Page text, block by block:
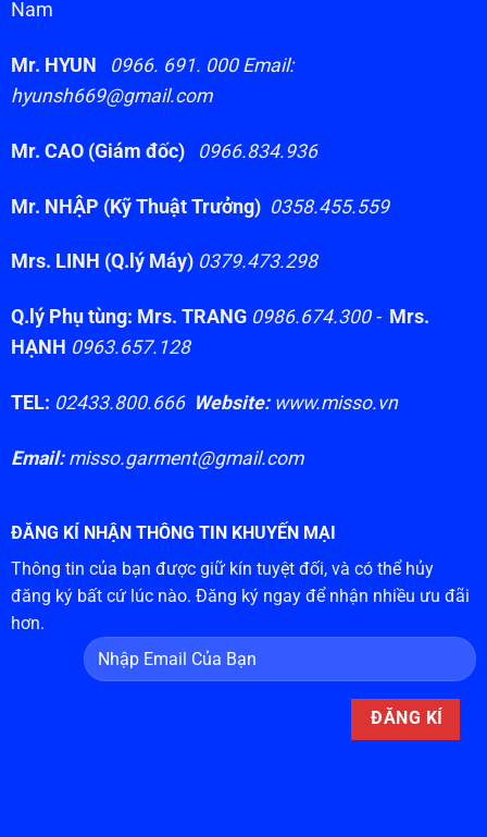
Nam
Mr. HYUN
0966. 691. 000 Email:
hyunsh669@gmail.com
Mr. CAO (Giám đốc) 0966.834.936
Mr. NHẬP (Kỹ Thuật Trưởng) 0358.455.559
Mrs. LINH (Q.lý Máy) 0379.473.298
Q.lý Phụ tùng: Mrs. TRANG 0986.674.300 - Mrs.
HẠNH 0963.657.128
TEL: 02433.800.666 Website:www.misso.vn
Email:misso.garment@gmail.com
ĐĂNG KÍ NHẬN THÔNG TIN KHUYẾN MẠI
Thông tin của bạn được giữ kín tuyệt đối, và có thể hủy
đăng ký bất cứ lúc nào. Đăng ký ngay để nhận nhiều ưu đãi
hơn.